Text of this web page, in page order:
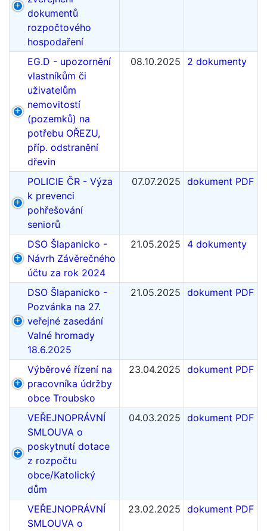
dokumentů
rozpočtového
hospodaření
EG.D - upozornění
vlastníkům či
uživatelům
nemovitostí
(pozemků) na
potřebu OŘEZU,
příp. odstranění
dřevin
08.10.2025 2 dokumenty
POLICIE ČR - Výza
k prevenci
pohřešování
seniorů
07.07.2025 dokument PDF
DSO Šlapanicko -
Návrh Závěrečného
účtu za rok 2024
21.05.2025 4 dokumenty
DSO Šlapanicko -
Pozvánka na 27.
veřejné zasedání
Valné hromady
18.6.2025
21.05.2025 dokument PDF
Výběrové řízení na
pracovníka údržby
obce Troubsko
23.04.2025 dokument PDF
VEŘEJNOPRÁVNÍ
SMLOUVA o
poskytnutí dotace
z rozpočtu
obce/Katolický
dům
04.03.2025 dokument PDF
VEŘEJNOPRÁVNÍ
SMLOUVA o
23.02.2025 dokument PDF